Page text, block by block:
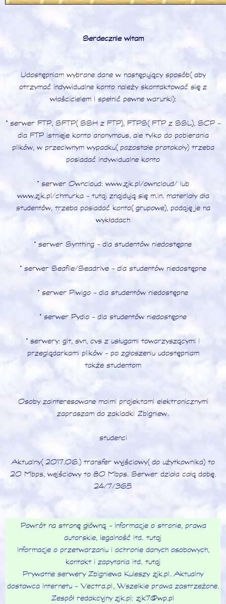
Serdecznie witam
Udostępniam wybrane dane w następujący sposób (aby
otrzymać indywidualne konto należy skontaktować się z
właścicielem i spełnić pewne warunki):
* serwer FTP, SFTP (SSH z FTP), FTPS (FTP z SSL), SCP -
dla FTP istnieje konto anonymous, ale tylko do pobierania
plików, w przeciwnym wypadku (pozostałe protokoły) trzeba
posiadać indywidualne konto
* serwer Owncloud: www.zjk.pl/owncloud/ lub
www.zjk.pl/chmurka - tutaj znajdują się m.in. materiały dła
studentów, trzeba posiadać konto (grupowe), podaję je na
wykładach
* serwer Synthing - dla studentów niedostępne
* serwer Seafile/Seadrive - dla studentów niedostępne
* serwer Piwigo - dla studentów niedostępne
* serwer Pydio - dla studentów niedostępne
* serwery: git, svn, cvs z usługami towarzyszącymi i
przeglądarkami plików - po zgłoszeniu udostępniam
także studentom
Osoby zainteresowane moimi projektami elektronicznymi
zapraszam do zakladki Zbigniew.
studenci
Aktualny (2017.06.) transfer wyjściowy (do użytkownika) to
20 Mbps, wejściowy to 80 Mbps. Serwer działa całą dobę.
24/7/365
Powrót na stronę główną - Informacje o stronie, prawa
autorskie, legalność itd. tutaj
Informacje o przetwarzaniu i ochronie danych osobowych,
kontakt i zapytania itd. tutaj
Prywatne serwery Zbigniewa Kuleszy zjk.pl. Aktualny
dostawca Internetu - Vectra.pl, Wszelkie prawa zastrzeżone.
Zespół redakcyjny zjk.pl: zjk7@wp.pl